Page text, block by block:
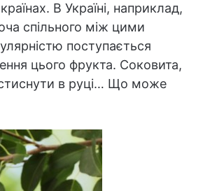
В Україні, наприклад,
спільного між цими
поступається
цього фрукта. Соковита,
в руці… Що може